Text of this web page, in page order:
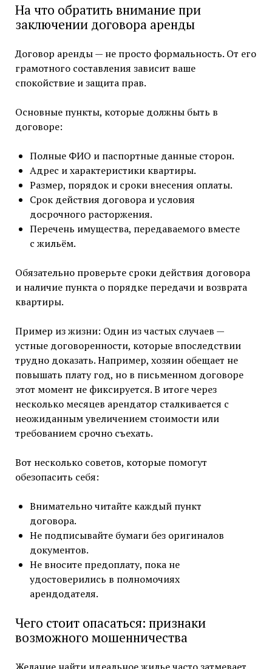
На что обратить внимание при
заключении договора аренды
Договор аренды — не просто формальность. От его
грамотного составления зависит ваше
спокойствие и защита прав.
Основные пункты, которые должны быть в
договоре:
Полные ФИО и паспортные данные сторон.
Адрес и характеристики квартиры.
Размер, порядок и сроки внесения оплаты.
Срок действия договора и условия
досрочного расторжения.
Перечень имущества, передаваемого вместе
с жильём.
Обязательно проверьте сроки действия договора
и наличие пункта о порядке передачи и возврата
квартиры.
Пример из жизни: Один из частых случаев —
устные договоренности, которые впоследствии
трудно доказать. Например, хозяин обещает не
повышать плату год, но в письменном договоре
этот момент не фиксируется. В итоге через
несколько месяцев арендатор сталкивается с
неожиданным увеличением стоимости или
требованием срочно съехать.
Вот несколько советов, которые помогут
обезопасить себя:
Внимательно читайте каждый пункт
договора.
Не подписывайте бумаги без оригиналов
документов.
Не вносите предоплату, пока не
удостоверились в полномочиях
арендодателя.
Чего стоит опасаться: признаки
возможного мошенничества